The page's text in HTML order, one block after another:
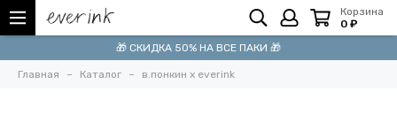
Корзина
0 ₽
🎁 СКИДКА 50% НА ВСЕ ПАКИ 🎁
Главная Каталог в.понкин x everink